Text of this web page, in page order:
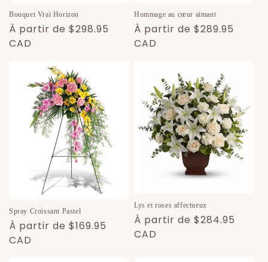
Bouquet Vrai Horizon
Prix
habituel
À partir de $298.95
CAD
Hommage au cœur aimant
Prix
habituel
À partir de $289.95
CAD
Spray Croissant Pastel
Prix
habituel
À partir de $169.95
CAD
Lys et roses affectueux
Prix
habituel
À partir de $284.95
CAD